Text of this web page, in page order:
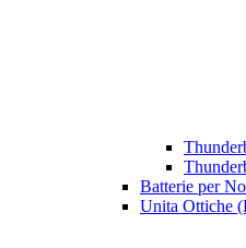
Batterie per
Unita Ottiche